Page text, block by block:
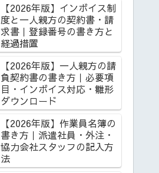
【2026年版】インボイス制
度と一人親方の契約書・請
求書｜登録番号の書き方と
経過措置
【2026年版】一人親方の請
負契約書の書き方｜必要項
目・インボイス対応・雛形
ダウンロード
【2026年版】作業員名簿の
書き方｜派遣社員・外注・
協力会社スタッフの記入方
法